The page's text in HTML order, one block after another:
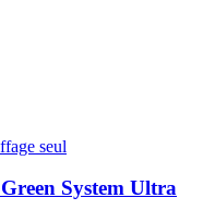
seul
System Ultra